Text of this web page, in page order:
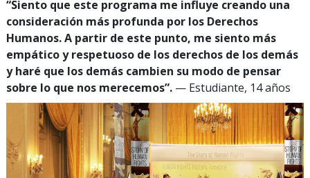
“Siento que este programa me influye creando una
consideración más profunda por los Derechos
Humanos. A partir de este punto, me siento más
empático y respetuoso de los derechos de los demás
y haré que los demás cambien su modo de pensar
sobre lo que nos merecemos”. — Estudiante, 14 años